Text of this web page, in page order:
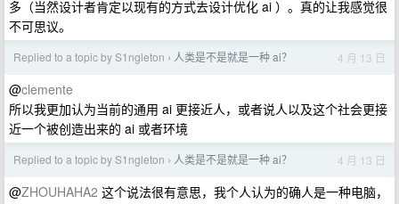
多（当然设计者肯定以现有的方式去设计优化 ai ）。真的让我感觉很
不可思议。
Replied to a topic by S1ngleton › 人类是不是就是一种 ai？ 4 月 13 日
@clemente
所以我更加认为当前的通用 ai 更接近人，或者说人以及这个社会更接
近一个被创造出来的 ai 或者环境
Replied to a topic by S1ngleton › 人类是不是就是一种 ai？ 4 月 13 日
@ZHOUHAHA2 这个说法很有意思，我个人认为的确人是一种电脑，